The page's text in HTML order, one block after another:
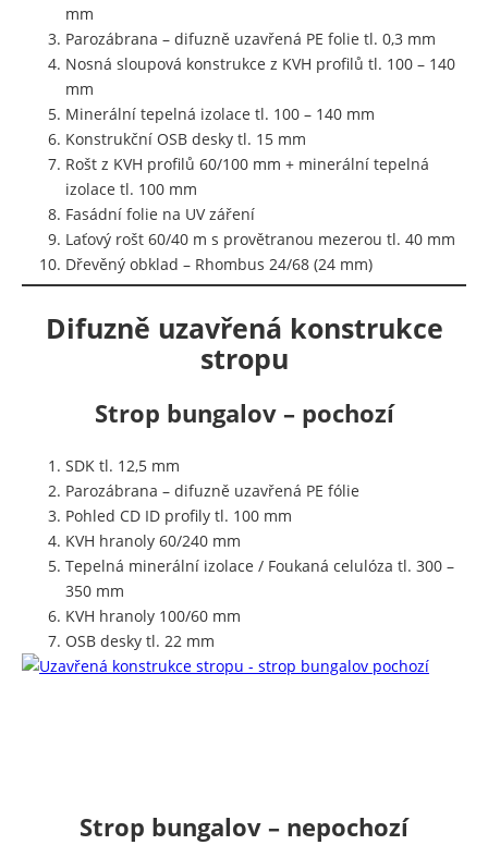
mm
Parozábrana – difuzně uzavřená PE folie tl. 0,3 mm
Nosná sloupová konstrukce z KVH profilů tl. 100 – 140
mm
Minerální tepelná izolace tl. 100 – 140 mm
Konstrukční OSB desky tl. 15 mm
Rošt z KVH profilů 60/100 mm + minerální tepelná
izolace tl. 100 mm
Fasádní folie na UV záření
Laťový rošt 60/40 m s provětranou mezerou tl. 40 mm
Dřevěný obklad – Rhombus 24/68 (24 mm)
Difuzně uzavřená konstrukce
stropu
Strop bungalov – pochozí
SDK tl. 12,5 mm
Parozábrana – difuzně uzavřená PE fólie
Pohled CD ID profily tl. 100 mm
KVH hranoly 60/240 mm
Tepelná minerální izolace / Foukaná celulóza tl. 300 –
350 mm
KVH hranoly 100/60 mm
OSB desky tl. 22 mm
Strop bungalov – nepochozí